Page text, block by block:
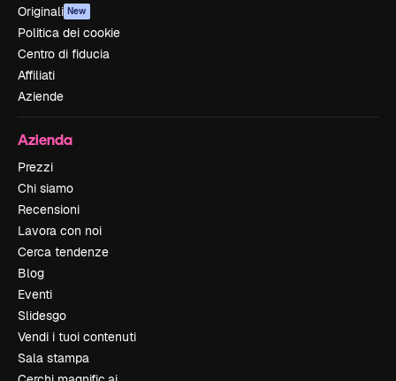
Originali New
Politica dei cookie
Centro di fiducia
Affiliati
Aziende
Azienda
Prezzi
Chi siamo
Recensioni
Lavora con noi
Cerca tendenze
Blog
Eventi
Slidesgo
Vendi i tuoi contenuti
Sala stampa